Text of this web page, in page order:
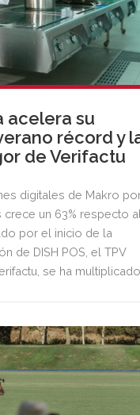
acelera su
récord y
de Verifactu
digitales de Makro
un 63% respecto
por el inicio de la
de DISH POS, el TPV
se ha